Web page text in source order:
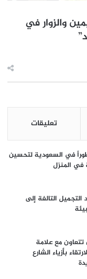
والزوار في
تعليقات
في السعودية لتحسين
في المنزل
التالفة إلى
مع علامة
بأزياء الشارع